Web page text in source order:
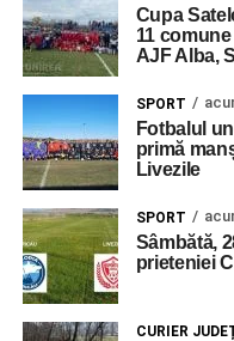
Cupa
11
AJF Alba,
SPORT
Fotbalul
primă
Livezile
SPORT
Sâmbătă,
prieteniei
CURIER